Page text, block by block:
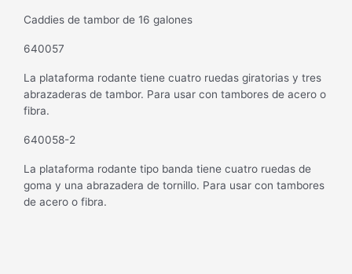
Caddies de tambor de 16 galones
640057
La plataforma rodante tiene cuatro ruedas giratorias y tres
abrazaderas de tambor. Para usar con tambores de acero o
fibra.
640058-2
La plataforma rodante tipo banda tiene cuatro ruedas de
goma y una abrazadera de tornillo. Para usar con tambores
de acero o fibra.